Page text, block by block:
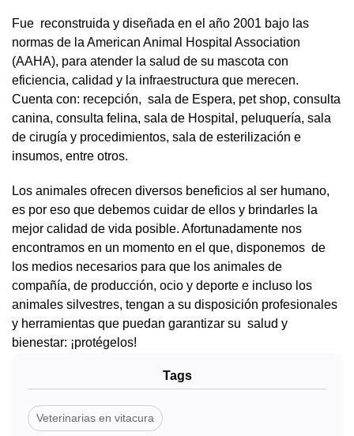
Fue reconstruida y diseñada en el año 2001 bajo las
normas de la American Animal Hospital Association
(AAHA), para atender la salud de su mascota con
eficiencia, calidad y la infraestructura que merecen.
Cuenta con: recepción, sala de Espera, pet shop, consulta
canina, consulta felina, sala de Hospital, peluquería, sala
de cirugía y procedimientos, sala de esterilización e
insumos, entre otros.
Los animales ofrecen diversos beneficios al ser humano,
es por eso que debemos cuidar de ellos y brindarles la
mejor calidad de vida posible. Afortunadamente nos
encontramos en un momento en el que, disponemos de
los medios necesarios para que los animales de
compañía, de producción, ocio y deporte e incluso los
animales silvestres, tengan a su disposición profesionales
y herramientas que puedan garantizar su salud y
bienestar: ¡protégelos!
Tags
Veterinarias en vitacura